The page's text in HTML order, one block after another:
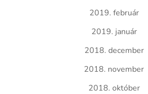
2019. február
2019. január
2018. december
2018. november
2018. október